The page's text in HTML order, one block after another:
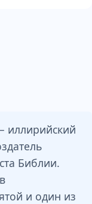
Библии.
и один из